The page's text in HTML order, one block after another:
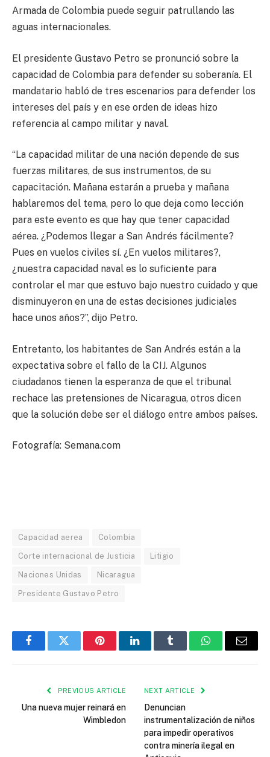
Armada de Colombia puede seguir patrullando las
aguas internacionales.
El presidente Gustavo Petro se pronunció sobre la
capacidad de Colombia para defender su soberanía. El
mandatario habló de tres escenarios para defender los
intereses del país y en ese orden de ideas hizo
referencia al campo militar y naval.
“La capacidad militar de una nación depende de sus
fuerzas militares, de sus instrumentos, de su
capacitación. Mañana estarán a prueba y mañana
hablaremos del tema, pero lo que deja como lección
para este evento es que hay que tener capacidad
aérea. ¿Podemos llegar a San Andrés fácilmente?
Pues en vuelos civiles sí. ¿En vuelos militares?,
¿nuestra capacidad naval es lo suficiente para
controlar el mar que estuvo bajo nuestro cuidado y que
disminuyeron en una de estas decisiones judiciales
hace unos años?”, dijo Petro.
Entretanto, los habitantes de San Andrés están a la
expectativa sobre el fallo de la CIJ. Algunos
ciudadanos tienen la esperanza de que el tribunal
rechace las pretensiones de Nicaragua, otros dicen
que la solución debe ser el diálogo entre ambos países.
Fotografía: Semana.com
Capacidad aerea Colombia
Corte internacional de Justicia Litigio
Naciones Unidas Nicaragua
Presidente Gustavo Petro
FacebookTwitter PinterestLinkedInTumblr WhatsAppEmail
PREVIOUS ARTICLE
Una nueva mujer reinará en
Wimbledon
NEXT ARTICLE
Denuncian
instrumentalización de niños
para impedir operativos
contra minería ilegal en